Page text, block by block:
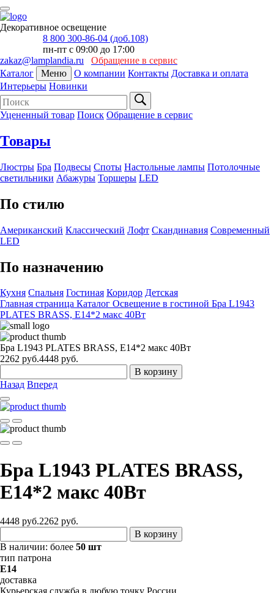
Декоративное освещение
8 800 300-86-04 (доб.108)
пн-пт с 09:00 до 17:00
zakaz@lamplandia.ru
Обращение в сервис
Каталог
Меню О компании Контакты Доставка и оплата
Интерьеры Новинки
Уцененный товар Поиск Обращение в сервис
Товары
Люстры Бра Подвесы Споты Настольные лампы Потолочные
светильники Абажуры Торшеры LED
По стилю
Американский Классический Лофт Скандинавия Современный
LED
По назначению
Кухня Спальня Гостиная Коридор Детская
Главная страница Каталог Освещение в гостиной Бра L1943
PLATES BRASS, Е14*2 макс 40Вт
Бра L1943 PLATES BRASS, Е14*2 макс 40Вт
2262 руб.4448 руб.
В корзину
Назад Вперед
Бра L1943 PLATES BRASS,
Е14*2 макс 40Вт
4448 руб.2262 руб.
В корзину
В наличии: более 50 шт
тип патрона
E14
доставка